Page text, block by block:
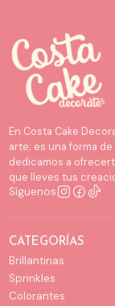
En Costa Cake
arte; es una forma
dedicamos a
que lleves tus
Síguenos
CATEGORÍAS
Brillantinas
Sprinkles
Colorantes